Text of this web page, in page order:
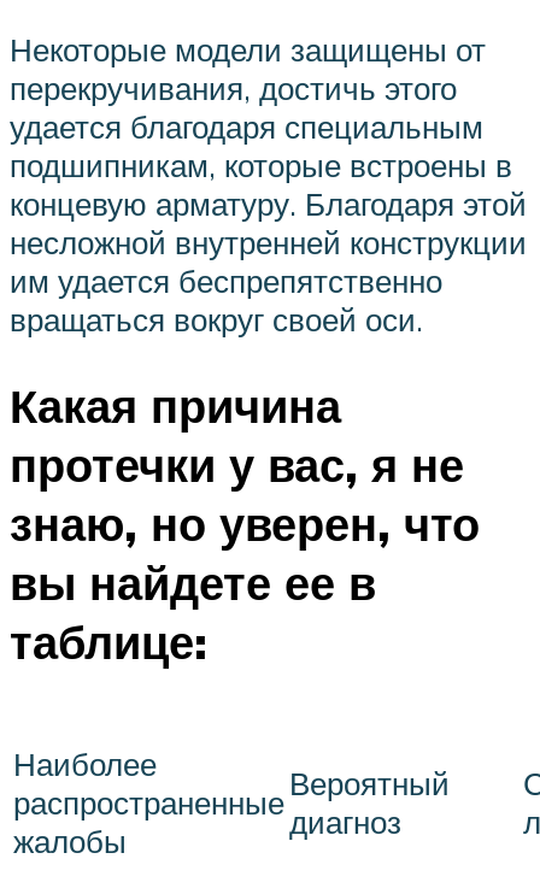
Некоторые модели защищены от
перекручивания, достичь этого
удается благодаря специальным
подшипникам, которые встроены в
концевую арматуру. Благодаря этой
несложной внутренней конструкции
им удается беспрепятственно
вращаться вокруг своей оси.
Какая причина
протечки у вас, я не
знаю, но уверен, что
вы найдете ее в
таблице:
Наиболее
распространенные
жалобы
Вероятный
диагноз